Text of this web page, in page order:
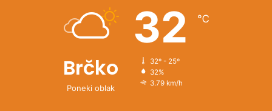
Brčko
Poneki oblak
32 ℃
32º - 25º
32%
3.79 km/h